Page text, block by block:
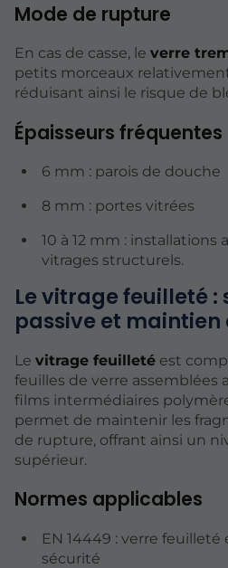
Mode de rupture
En cas de casse, le verre
petits morceaux
réduisant ainsi le risque de
Épaisseurs fréquentes
6 mm : parois de douche
8 mm : portes vitrées
10 à 12 mm :
vitrages structurels.
Le vitrage feuilleté :
passive et
Le vitrage feuilleté est
feuilles de verre assemblées
films intermédiaires
permet de maintenir les
de rupture, offrant ainsi un
supérieur.
Normes applicables
EN 14449 : verre
sécurité